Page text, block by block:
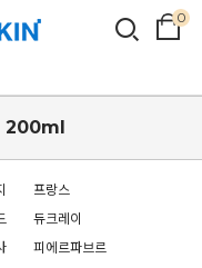
0
200ml
프랑스
듀크레이
피에르파브르